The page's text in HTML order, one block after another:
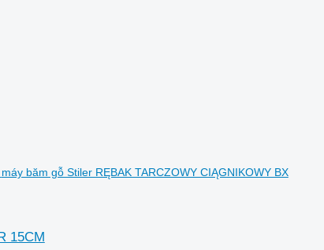
máy băm gỗ Stiler RĘBAK TARCZOWY CIĄGNIKOWY BX
15CM